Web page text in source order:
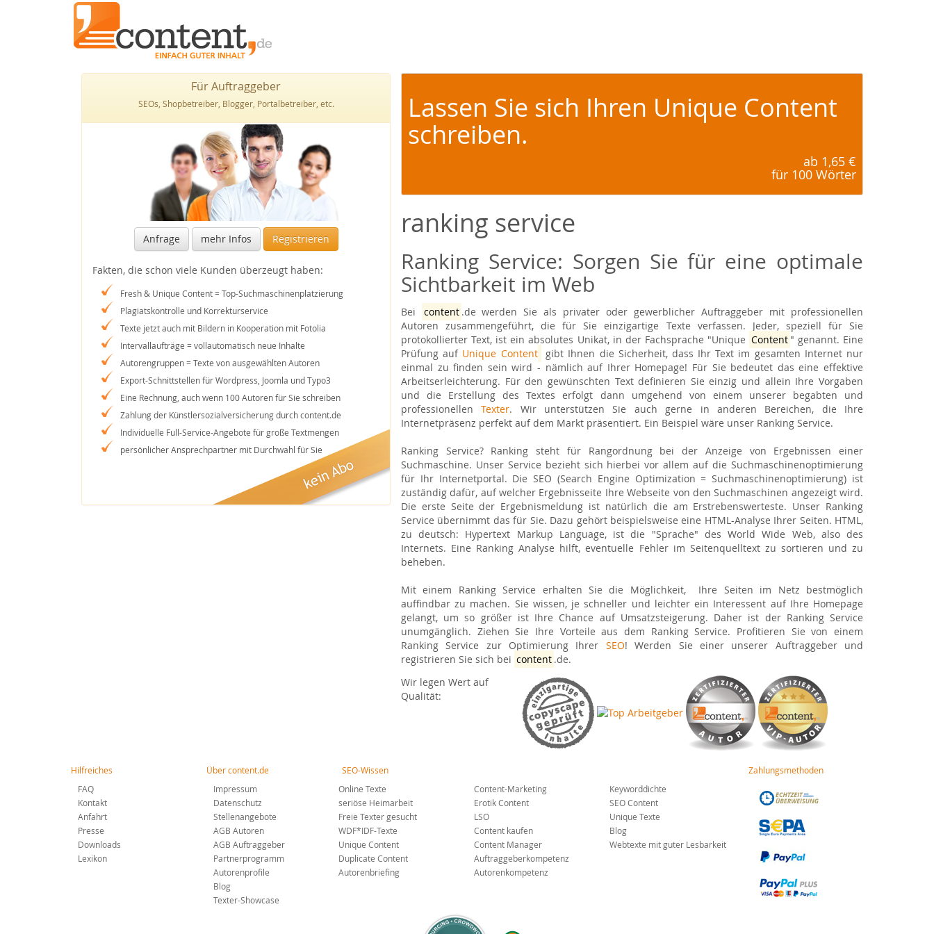
Für Auftraggeber
SEOs, Shopbetreiber, Blogger, Portalbetreiber, etc.
Anfrage mehr Infos Registrieren
Fakten, die schon viele Kunden überzeugt haben:
Fresh & Unique Content = Top-Suchmaschinenplatzierung
Plagiatskontrolle und Korrekturservice
Texte jetzt auch mit Bildern in Kooperation mit Fotolia
Intervallaufträge = vollautomatisch neue Inhalte
Autorengruppen = Texte von ausgewählten Autoren
Export-Schnittstellen für Wordpress, Joomla und Typo3
Eine Rechnung, auch wenn 100 Autoren für Sie schreiben
Zahlung der Künstlersozialversicherung durch content.de
Individuelle Full-Service-Angebote für große Textmengen
persönlicher Ansprechpartner mit Durchwahl für Sie
Lassen Sie sich Ihren Unique Content
schreiben.
ab 1,65 €
für 100 Wörter
ranking service
Ranking Service: Sorgen Sie für eine optimale
Sichtbarkeit im Web
Bei content .de werden Sie als privater oder gewerblicher Auftraggeber mit professionellen
Autoren zusammengeführt, die für Sie einzigartige Texte verfassen. Jeder, speziell für Sie
protokollierter Text, ist ein absolutes Unikat, in der Fachsprache "Unique Content " genannt. Eine
Prüfung auf Unique Content
gibt Ihnen die Sicherheit, dass Ihr Text im gesamten Internet nur
einmal zu finden sein wird - nämlich auf Ihrer Homepage! Für Sie bedeutet das eine effektive
Arbeitserleichterung. Für den gewünschten Text definieren Sie einzig und allein Ihre Vorgaben
und die Erstellung des Textes erfolgt dann umgehend von einem unserer begabten und
professionellenTexter. Wir unterstützen Sie auch gerne in anderen Bereichen, die Ihre
Internetpräsenz perfekt auf dem Markt präsentiert. Ein Beispiel wäre unser Ranking Service.
Ranking Service? Ranking steht für Rangordnung bei der Anzeige von Ergebnissen einer
Suchmaschine. Unser Service bezieht sich hierbei vor allem auf die Suchmaschinenoptimierung
für Ihr Internetportal. Die SEO (Search Engine Optimization = Suchmaschinenoptimierung) ist
zuständig dafür, auf welcher Ergebnisseite Ihre Webseite von den Suchmaschinen angezeigt wird.
Die erste Seite der Ergebnismeldung ist natürlich die am Erstrebenswerteste. Unser Ranking
Service übernimmt das für Sie. Dazu gehört beispielsweise eine HTML-Analyse Ihrer Seiten. HTML,
zu deutsch: Hypertext Markup Language, ist die "Sprache" des World Wide Web, also des
Internets. Eine Ranking Analyse hilft, eventuelle Fehler im Seitenquelltext zu sortieren und zu
beheben.
Mit einem Ranking Service erhalten Sie die Möglichkeit, Ihre Seiten im Netz bestmöglich
auffindbar zu machen. Sie wissen, je schneller und leichter ein Interessent auf Ihre Homepage
gelangt, um so größer ist Ihre Chance auf Umsatzsteigerung. Daher ist der Ranking Service
unumgänglich. Ziehen Sie Ihre Vorteile aus dem Ranking Service. Profitieren Sie von einem
Ranking Service zur Optimierung Ihrer SEO! Werden Sie einer unserer Auftraggeber und
registrieren Sie sich bei content .de.
Wir legen Wert auf
Qualität:
Hilfreiches
FAQ
Kontakt
Anfahrt
Presse
Downloads
Lexikon
Über content.de
Impressum
Datenschutz
Stellenangebote
AGB Autoren
AGB Auftraggeber
Partnerprogramm
Autorenprofile
Blog
Texter-Showcase
SEO-Wissen
Online Texte
seriöse Heimarbeit
Freie Texter gesucht
WDF*IDF-Texte
Unique Content
Duplicate Content
Autorenbriefing
Content-Marketing
Erotik Content
LSO
Content kaufen
Content Manager
Auftraggeberkompetenz
Autorenkompetenz
Keyworddichte
SEO Content
Unique Texte
Blog
Webtexte mit guter Lesbarkeit
Zahlungsmethoden